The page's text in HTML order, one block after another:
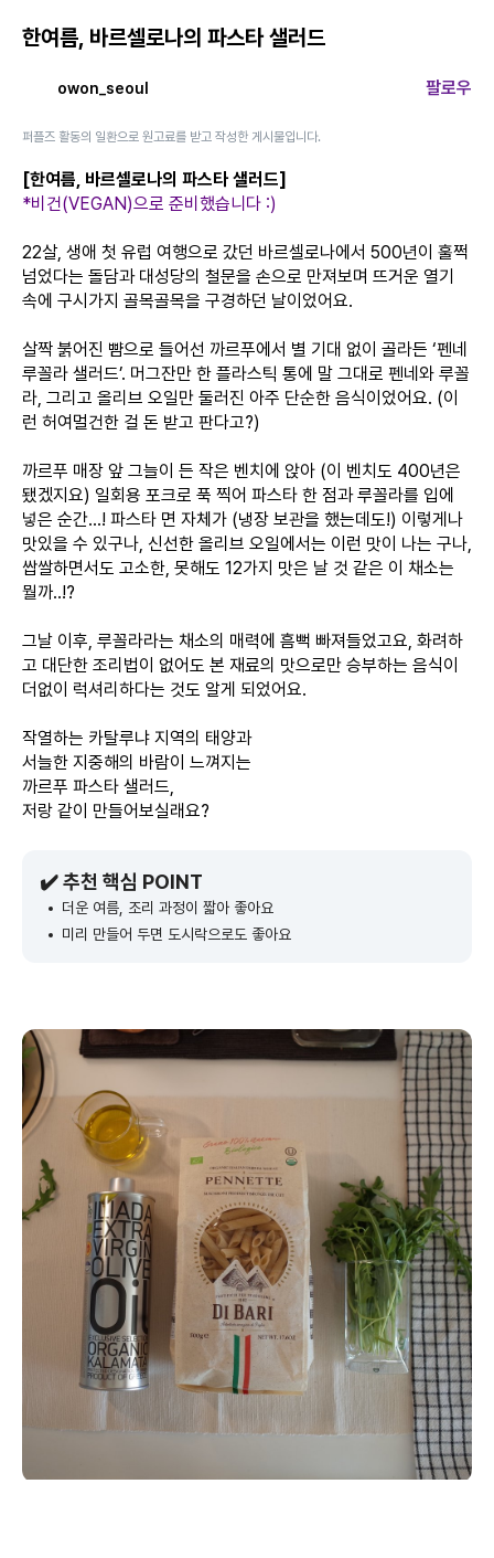
한여름, 바르셀로나의 파스타 샐러드
owon_seoul 팔로우
퍼플즈 활동의 일환으로 원고료를 받고 작성한 게시물입니다.
[한여름, 바르셀로나의 파스타 샐러드]
*비건(VEGAN)으로 준비했습니다 :)
22살, 생애 첫 유럽 여행으로 갔던 바르셀로나에서 500년이 훌쩍
넘었다는 돌담과 대성당의 철문을 손으로 만져보며 뜨거운 열기
속에 구시가지 골목골목을 구경하던 날이었어요.
살짝 붉어진 뺨으로 들어선 까르푸에서 별 기대 없이 골라든 ‘펜네
루꼴라 샐러드’. 머그잔만 한 플라스틱 통에 말 그대로 펜네와 루꼴
라, 그리고 올리브 오일만 둘러진 아주 단순한 음식이었어요. (이
런 허여멀건한 걸 돈 받고 판다고?)
까르푸 매장 앞 그늘이 든 작은 벤치에 앉아 (이 벤치도 400년은
됐겠지요) 일회용 포크로 푹 찍어 파스타 한 점과 루꼴라를 입에
넣은 순간…! 파스타 면 자체가 (냉장 보관을 했는데도!) 이렇게나
맛있을 수 있구나, 신선한 올리브 오일에서는 이런 맛이 나는 구나,
쌉쌀하면서도 고소한, 못해도 12가지 맛은 날 것 같은 이 채소는
뭘까..!?
그날 이후, 루꼴라라는 채소의 매력에 흠뻑 빠져들었고요, 화려하
고 대단한 조리법이 없어도 본 재료의 맛으로만 승부하는 음식이
더없이 럭셔리하다는 것도 알게 되었어요.
작열하는 카탈루냐 지역의 태양과
서늘한 지중해의 바람이 느껴지는
까르푸 파스타 샐러드,
저랑 같이 만들어보실래요?
✔️ 추천 핵심 POINT
더운 여름, 조리 과정이 짧아 좋아요
미리 만들어 두면 도시락으로도 좋아요